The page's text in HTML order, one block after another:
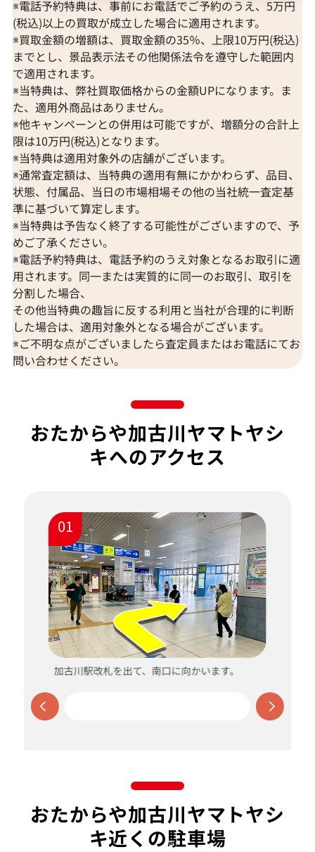
※電話予約特典は、事前にお電話でご予約のうえ、5万円
(税込)以上の買取が成立した場合に適用されます。
※買取金額の増額は、買取金額の35％、上限10万円(税込)
までとし、景品表示法その他関係法令を遵守した範囲内
で適用されます。
※当特典は、弊社買取価格からの金額UPになります。ま
た、適用外商品はありません。
※他キャンペーンとの併用は可能ですが、増額分の合計上
限は10万円(税込)となります。
※当特典は適用対象外の店舗がございます。
※通常査定額は、当特典の適用有無にかかわらず、品目、
状態、付属品、当日の市場相場その他の当社統一査定基
準に基づいて算定します。
※当特典は予告なく終了する可能性がございますので、予
めご了承ください。
※電話予約特典は、電話予約のうえ対象となるお取引に適
用されます。同一または実質的に同一のお取引、取引を
分割した場合、
その他当特典の趣旨に反する利用と当社が合理的に判断
した場合は、適用対象外となる場合がございます。
※ご不明な点がございましたら査定員またはお電話にてお
問い合わせください。
おたからや加古川ヤマトヤシ
キへのアクセス
01
加古川駅改札を出て、南口に向かいます。
おたからや加古川ヤマトヤシ
キ近くの駐車場